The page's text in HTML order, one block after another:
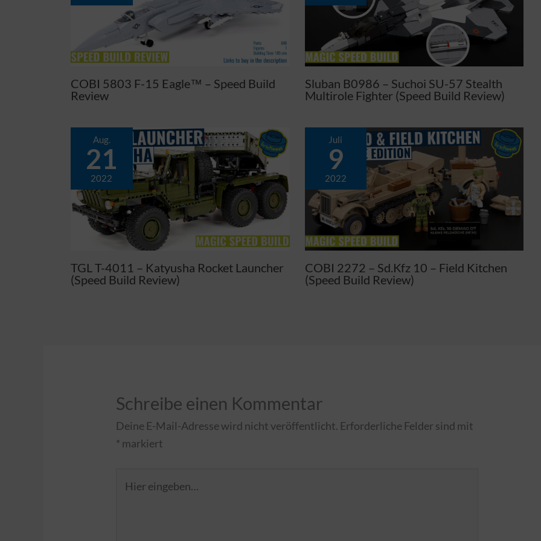
COBI 5803 F-15 Eagle™ – Speed Build
Review
Sluban B0986 – Suchoi SU-57 Stealth
Multirole Fighter (Speed Build Review)
Aug.
21
2022
TGL T-4011 – Katyusha Rocket Launcher
(Speed Build Review)
Juli
9
2022
COBI 2272 – Sd.Kfz 10 – Field Kitchen
(Speed Build Review)
Schreibe einen Kommentar
Deine E-Mail-Adresse wird nicht veröffentlicht. Erforderliche Felder sind mit
* markiert
eingeben…